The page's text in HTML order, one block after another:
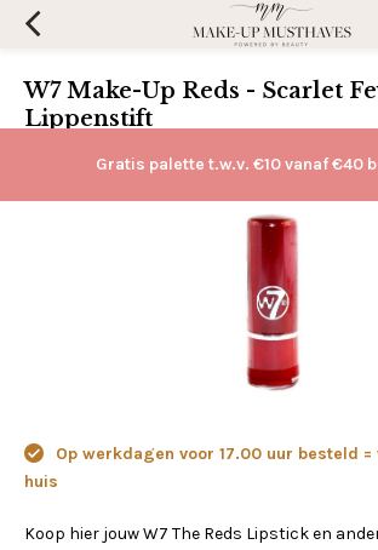
Gratis palette t.w.v. €10 vanaf €40
W7 Make-Up Reds - Scarlet
Lippenstift
Op werkdagen voor 17.00 uur besteld
huis
Koop hier jouw W7 The Reds Lipstick en